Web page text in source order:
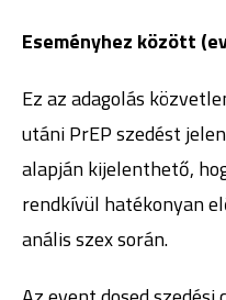
Eseményhez között
Ez az adagolás
utáni PrEP szedést
alapján kijelenthető,
rendkívül hatékonyan
anális szex során.